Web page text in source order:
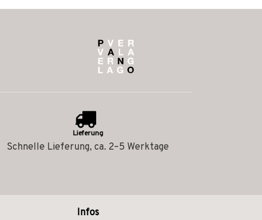
Lieferung
Schnelle Lieferung, ca. 2–5 Werktage
Infos